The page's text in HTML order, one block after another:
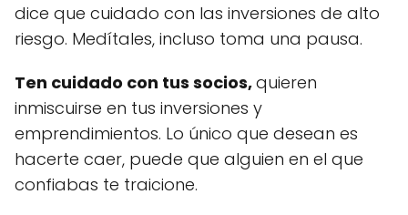
dice que cuidado con las inversiones de alto
riesgo. Medítales, incluso toma una pausa.
Ten cuidado con tus socios,quieren
inmiscuirse en tus inversiones y
emprendimientos. Lo único que desean es
hacerte caer, puede que alguien en el que
confiabas te traicione.